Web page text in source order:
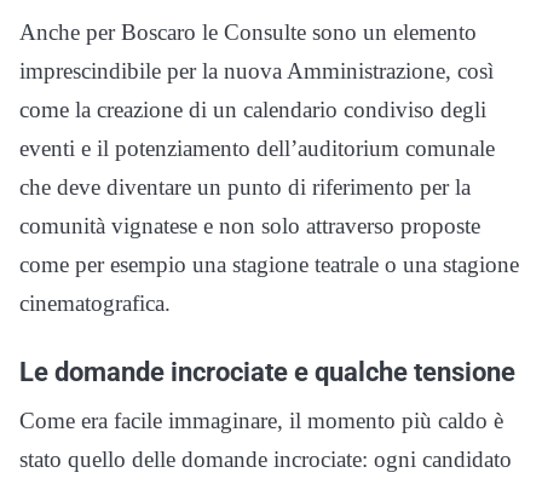
Anche per Boscaro le Consulte sono un elemento
imprescindibile per la nuova Amministrazione, così
come la creazione di un calendario condiviso degli
eventi e il potenziamento dell’auditorium comunale
che deve diventare un punto di riferimento per la
comunità vignatese e non solo attraverso proposte
come per esempio una stagione teatrale o una stagione
cinematografica.
Le domande incrociate e qualche tensione
Come era facile immaginare, il momento più caldo è
stato quello delle domande incrociate: ogni candidato